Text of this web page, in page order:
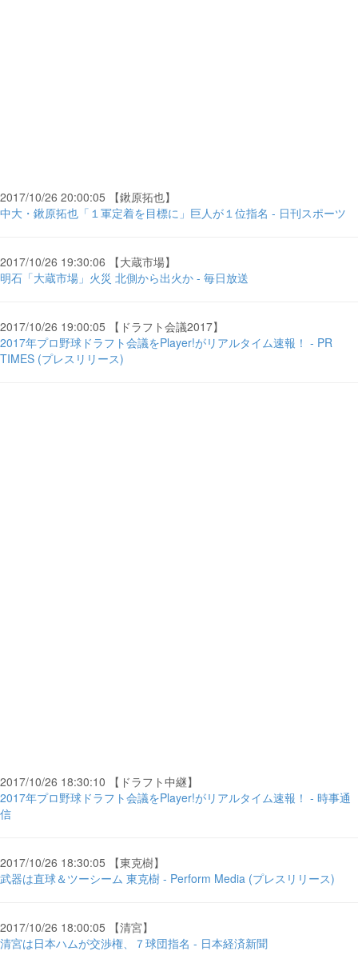
2017/10/26 20:00:05 【鍬原拓也】
中大・鍬原拓也「１軍定着を目標に」巨人が１位指名 - 日刊スポーツ
2017/10/26 19:30:06 【大蔵市場】
明石「大蔵市場」火災 北側から出火か - 毎日放送
2017/10/26 19:00:05 【ドラフト会議2017】
2017年プロ野球ドラフト会議をPlayer!がリアルタイム速報！ - PR
TIMES (プレスリリース)
2017/10/26 18:30:10 【ドラフト中継】
2017年プロ野球ドラフト会議をPlayer!がリアルタイム速報！ - 時事通
信
2017/10/26 18:30:05 【東克樹】
武器は直球＆ツーシーム 東克樹 - Perform Media (プレスリリース)
2017/10/26 18:00:05 【清宮】
清宮は日本ハムが交渉権、７球団指名 - 日本経済新聞